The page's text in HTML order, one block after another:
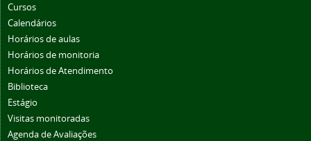
Cursos
Calendários
Horários de aulas
Horários de monitoria
Horários de Atendimento
Biblioteca
Estágio
Visitas monitoradas
Agenda de Avaliações